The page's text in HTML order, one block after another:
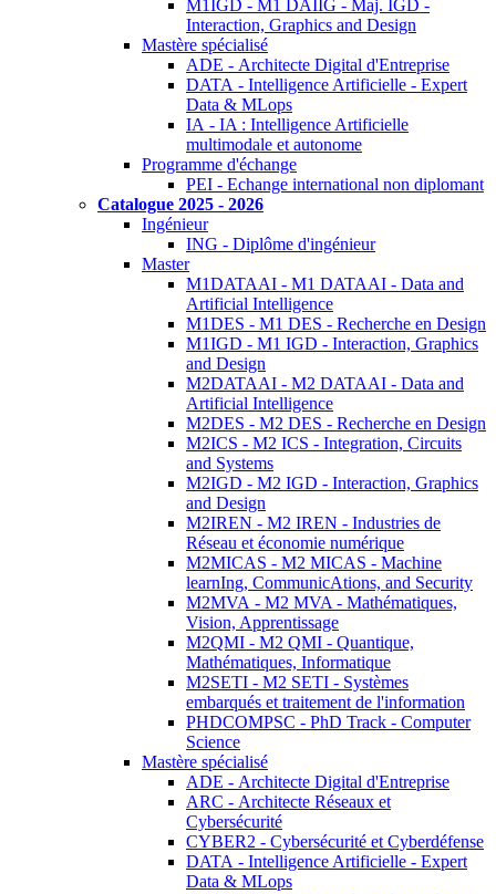
M1IGD - M1 DAIIG - Maj. IGD -
Interaction, Graphics and Design
Mastère spécialisé
ADE - Architecte Digital d'Entreprise
DATA - Intelligence Artificielle - Expert
Data & MLops
IA - IA : Intelligence Artificielle
multimodale et autonome
Programme d'échange
PEI - Echange international non diplomant
Catalogue 2025 - 2026
Ingénieur
ING - Diplôme d'ingénieur
Master
M1DATAAI - M1 DATAAI - Data and
Artificial Intelligence
M1DES - M1 DES - Recherche en Design
M1IGD - M1 IGD - Interaction, Graphics
and Design
M2DATAAI - M2 DATAAI - Data and
Artificial Intelligence
M2DES - M2 DES - Recherche en Design
M2ICS - M2 ICS - Integration, Circuits
and Systems
M2IGD - M2 IGD - Interaction, Graphics
and Design
M2IREN - M2 IREN - Industries de
Réseau et économie numérique
M2MICAS - M2 MICAS - Machine
learnIng, CommunicAtions, and Security
M2MVA - M2 MVA - Mathématiques,
Vision, Apprentissage
M2QMI - M2 QMI - Quantique,
Mathématiques, Informatique
M2SETI - M2 SETI - Systèmes
embarqués et traitement de l'information
PHDCOMPSC - PhD Track - Computer
Science
Mastère spécialisé
ADE - Architecte Digital d'Entreprise
ARC - Architecte Réseaux et
Cybersécurité
CYBER2 - Cybersécurité et Cyberdéfense
DATA - Intelligence Artificielle - Expert
Data & MLops